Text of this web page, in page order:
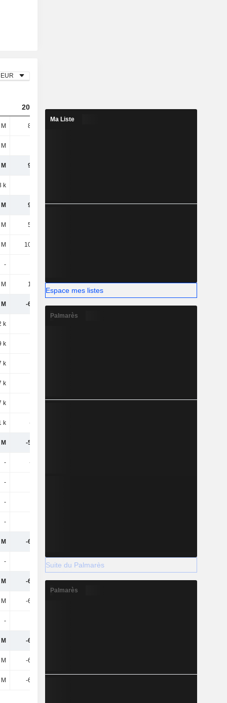
EUR
2024
8,46 M
9,76 M
k
9,53 M 7,56 M
5,63 M
10,26 M
-
15,9 M 15,71 M
-6,37 M -8,15 M
k
k
k
k
k
k -295 k
-5,66 M
- -972 k
-
-
-
-6,34 M
- - -374 k
-6,34 M -6,33 M
-6,34 M
-
-6,34 M
-6,34 M
-6,34 M
Ma Liste
Espace mes listes
Palmarès
Suite du Palmarès
Palmarès